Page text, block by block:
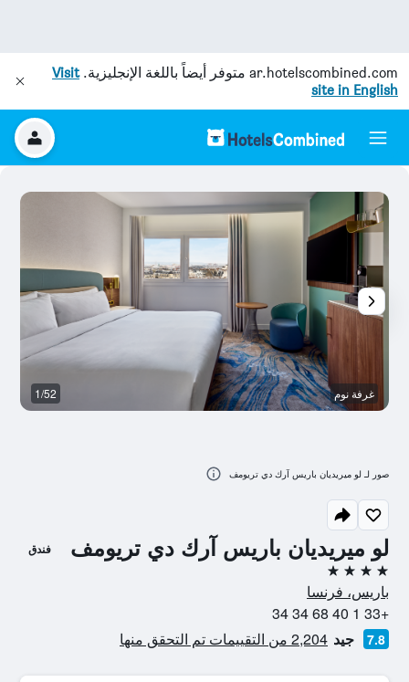
ar.hotelscombined.com متوفر أيضاً باللغة الإنجليزية.Visit
site in English
لو ميريديان باريس آرك دي تريومف فندق
4 نجوم
باريس، فرنسا
+33 1 40 68 34 34
7.8 جيد 2,204 من التقييمات تم التحقق منها
غرفة نوم 1/52
صور لـ لو ميريديان باريس آرك دي تريومف